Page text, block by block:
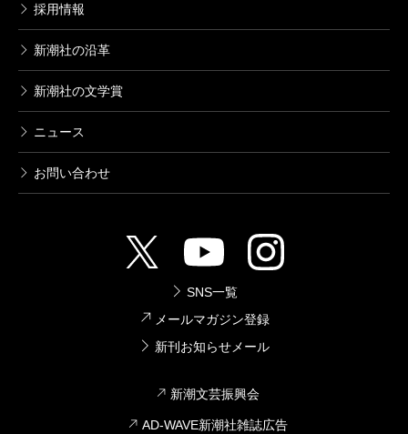
採用情報
新潮社の沿革
新潮社の文学賞
ニュース
お問い合わせ
SNS一覧
メールマガジン登録
新刊お知らせメール
新潮文芸振興会
AD-WAVE新潮社雑誌広告